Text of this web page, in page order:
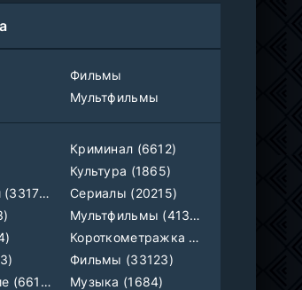
Власть в ночном городе. Книга третья: Юность Кэнена
моей кухни
KimchiTV
ли мы?
WEB-Rip
Синема УС
на розлив
WEB-Rip
Фильмы
Мультфильмы
Криминал (6612)
Культура (1865)
Зарубежный (33179)
Сериалы (20215)
Мультфильмы (4133)
Короткометражка (700)
Фильмы (33123)
Преступление (6612)
Музыка (1684)